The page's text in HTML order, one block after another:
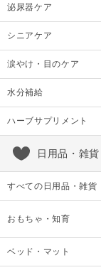
泌尿器ケア
シニアケア
涙やけ・目のケア
水分補給
ハーブサプリメント
日用品・雑貨
すべての日用品・雑貨
おもちゃ・知育
ベッド・マット